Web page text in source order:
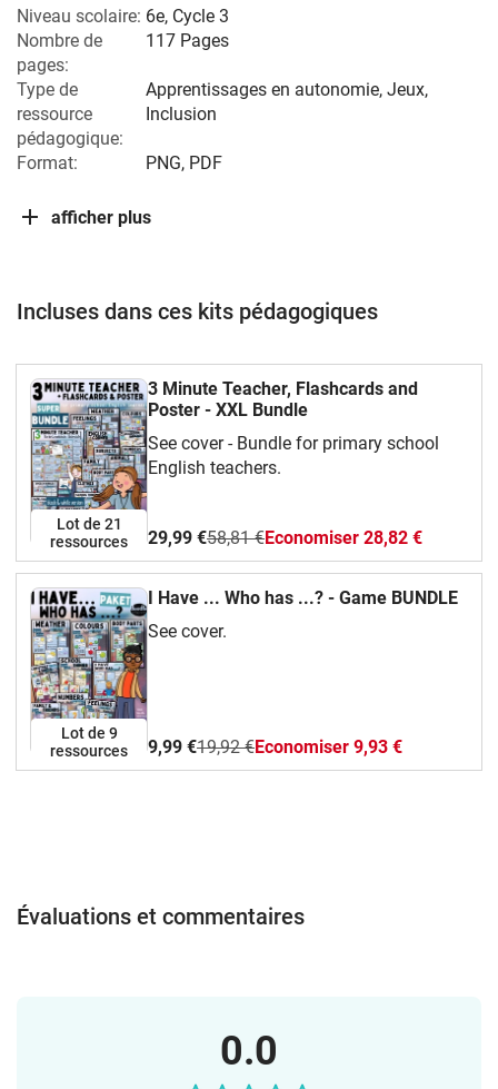
Niveau scolaire: 6e, Cycle 3
Nombre de
pages:
117 Pages
Type de
ressource
pédagogique:
Apprentissages en autonomie, Jeux,
Inclusion
Format: PNG, PDF
afficher plus
Incluses dans ces kits pédagogiques
Lot de 21
ressources
3 Minute Teacher, Flashcards and
Poster - XXL Bundle
See cover - Bundle for primary school
English teachers.
29,99 €58,81 €Economiser 28,82 €
Lot de 9
ressources
I Have ... Who has ...? - Game BUNDLE
See cover.
9,99 €19,92 €Economiser 9,93 €
Évaluations et commentaires
0.0